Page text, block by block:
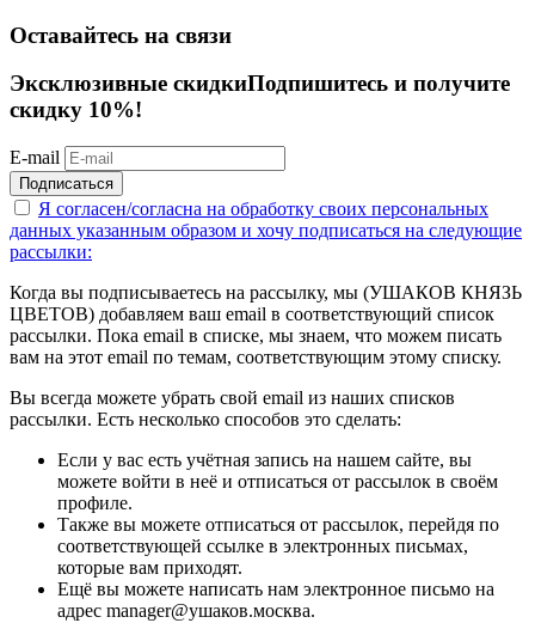
Оставайтесь на связи
Эксклюзивные скидкиПодпишитесь и получите
скидку 10%!
E-mail
Подписаться
Я согласен/согласна на обработку своих персональных
данных указанным образом и хочу подписаться на следующие
рассылки:
Когда вы подписываетесь на рассылку, мы (УШАКОВ КНЯЗЬ
ЦВЕТОВ) добавляем ваш email в соответствующий список
рассылки. Пока email в списке, мы знаем, что можем писать
вам на этот email по темам, соответствующим этому списку.
Вы всегда можете убрать свой email из наших списков
рассылки. Есть несколько способов это сделать:
Если у вас есть учётная запись на нашем сайте, вы
можете войти в неё и отписаться от рассылок в своём
профиле.
Также вы можете отписаться от рассылок, перейдя по
соответствующей ссылке в электронных письмах,
которые вам приходят.
Ещё вы можете написать нам электронное письмо на
адрес manager@ушаков.москва.